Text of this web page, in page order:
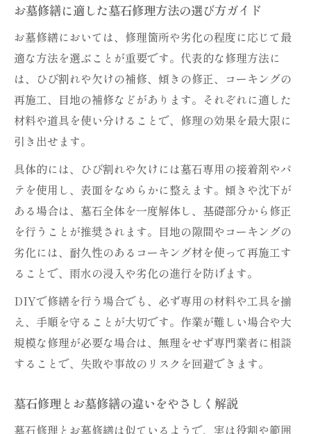
墓石修理で押さえたいお墓修繕のコーキン
グ注意点
お墓修繕に適した墓石コーキング材選びの
コツ
墓石修理とお墓修繕におけるコーキング実
践方法
理の失敗例
お墓修繕に適した墓石修理方法の選び方ガイド
お墓修繕においては、修理箇所や劣化の程度に応じて最
適な方法を選ぶことが重要です。代表的な修理方法に
は、ひび割れや欠けの補修、傾きの修正、コーキングの
再施工、目地の補修などがあります。それぞれに適した
材料や道具を使い分けることで、修理の効果を最大限に
引き出せます。
具体的には、ひび割れや欠けには墓石専用の接着剤やパ
テを使用し、表面をなめらかに整えます。傾きや沈下が
ある場合は、墓石全体を一度解体し、基礎部分から修正
を行うことが推奨されます。目地の隙間やコーキングの
劣化には、耐久性のあるコーキング材を使って再施工す
ることで、雨水の浸入や劣化の進行を防げます。
DIYで修繕を行う場合でも、必ず専用の材料や工具を揃
え、手順を守ることが大切です。作業が難しい場合や大
規模な修理が必要な場合は、無理をせず専門業者に相談
することで、失敗や事故のリスクを回避できます。
墓石修理とお墓修繕の違いをやさしく解説
墓石修理とお墓修繕は似ているようで、実は役割や範囲